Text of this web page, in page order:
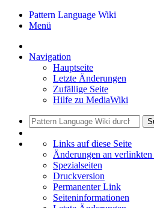
Pattern Language Wiki
Menü
Navigation
Hauptseite
Letzte Änderungen
Zufällige Seite
Hilfe zu MediaWiki
Links auf diese Seite
Änderungen an verlinkten
Spezialseiten
Druckversion
Permanenter Link
Seiten­informationen